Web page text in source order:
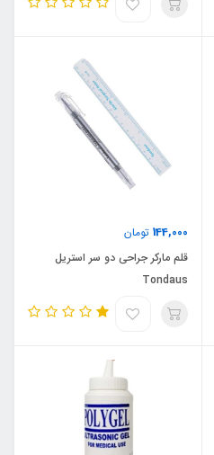
144,000 تومان
قلم مارکر جراحی دو سر استریل
Tondaus